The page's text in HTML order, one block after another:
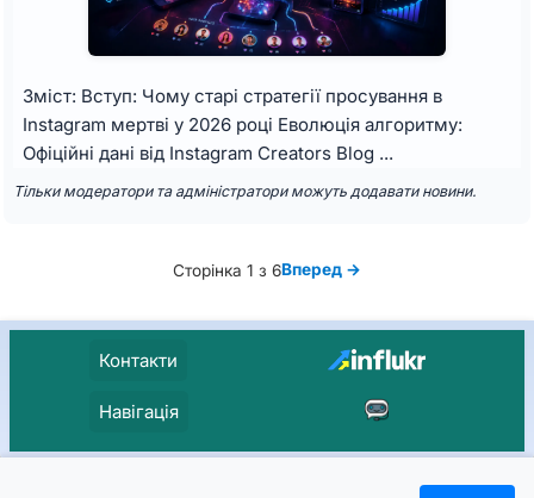
Зміст: Вступ: Чому старі стратегії просування в
Instagram мертві у 2026 році Еволюція алгоритму:
Офіційні дані від Instagram Creators Blog ...
Тільки модератори та адміністратори можуть додавати новини.
Сторінка 1 з 6Вперед →
Контакти
Навігація